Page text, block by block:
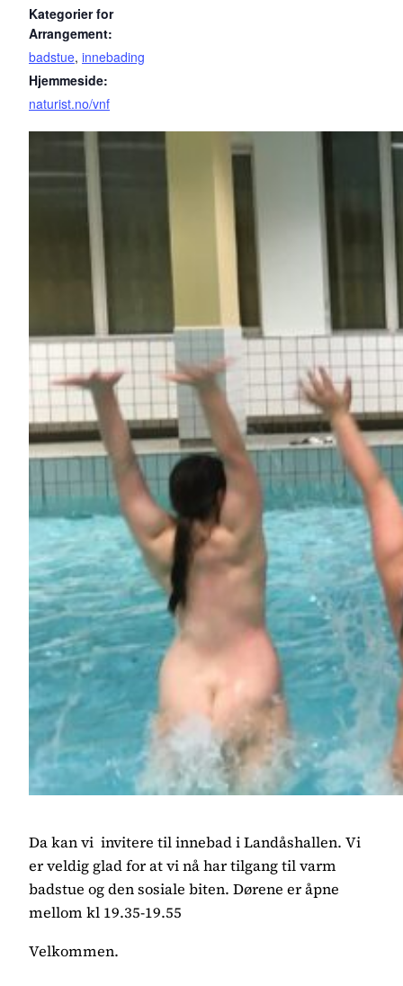
Kategorier for
Arrangement:
badstue, innebading
Hjemmeside:
naturist.no/vnf
Da kan vi invitere til innebad i Landåshallen. Vi
er veldig glad for at vi nå har tilgang til varm
badstue og den sosiale biten. Dørene er åpne
mellom kl 19.35-19.55
Velkommen.